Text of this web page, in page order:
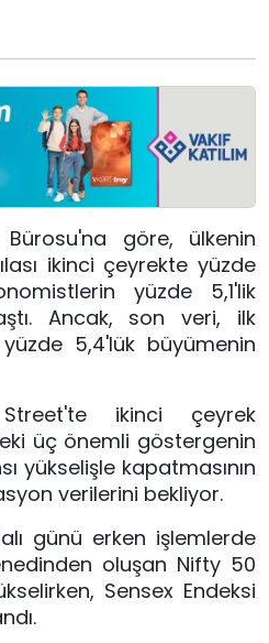
göre, ülkenin
ikinci çeyrekte yüzde
yüzde 5,1'lik
Ancak, son veri, ilk
5,4'lük büyümenin
Street'te ikinci çeyrek
üç önemli göstergenin
yükselişle kapatmasının
verilerini bekliyor.
günü erken işlemlerde
oluşan Nifty 50
Sensex Endeksi